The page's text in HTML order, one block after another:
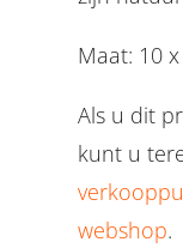
Maat: 10
Als u dit
kunt u
webshop.